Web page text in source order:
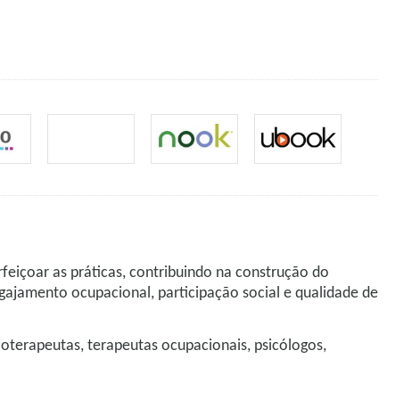
as práticas, contribuindo na construção do
ocupacional, participação social e qualidade de
terapeutas ocupacionais, psicólogos,